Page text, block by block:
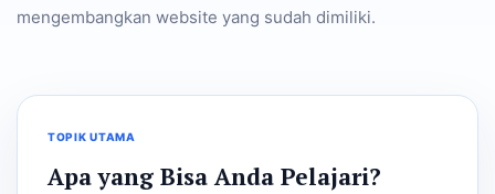
mengembangkan website yang sudah dimiliki.
TOPIK UTAMA
Apa yang Bisa Anda Pelajari?